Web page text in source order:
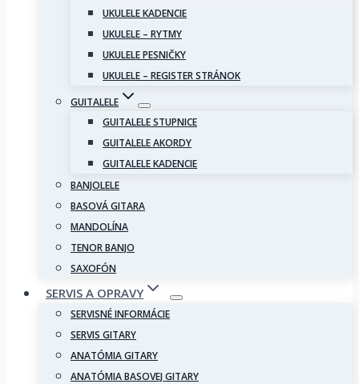
UKULELE KADENCIE
UKULELE – RYTMY
UKULELE PESNIČKY
UKULELE – REGISTER STRÁNOK
GUITALELE
GUITALELE STUPNICE
GUITALELE AKORDY
GUITALELE KADENCIE
BANJOLELE
BASOVÁ GITARA
MANDOLÍNA
TENOR BANJO
SAXOFÓN
SERVIS A OPRAVY
SERVISNÉ INFORMÁCIE
SERVIS GITARY
ANATÓMIA GITARY
ANATÓMIA BASOVEJ GITARY